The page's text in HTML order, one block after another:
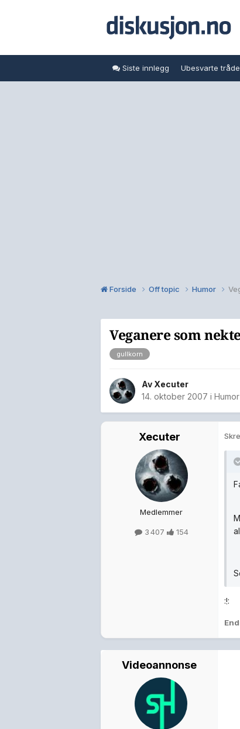
Siste innlegg Ubesvarte
Forside Off topic Humor
Veganere som
gullkorn
Av Xecuter
14. oktober 2007 i Humor
Xecuter
Medlemmer
3 407 154
:!:
Videoannonse